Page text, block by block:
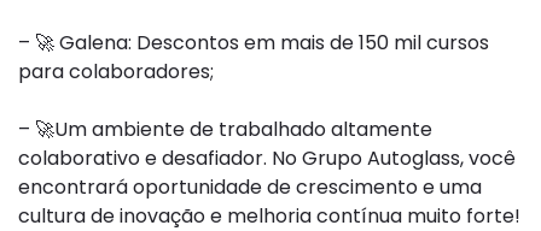
– 🚀Galena: Descontos em mais de 150 mil cursos
para colaboradores;
– 🚀Um ambiente de trabalhado altamente
colaborativo e desafiador. No GrupoAutoglass, você
encontrará oportunidade de crescimento e uma
cultura de inovação e melhoria contínua muito forte!